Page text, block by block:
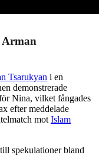
Arman
Tsarukyan i en
demonstrerade
Nina, vilket fångades
efter meddelade
mot Islam
spekulationer bland